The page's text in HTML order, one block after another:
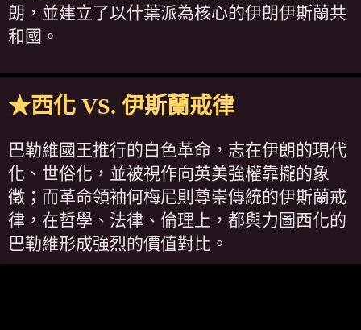
朗，並建立了以什葉派為核心的伊朗伊斯蘭共
和國。
★西化 VS. 伊斯蘭戒律
巴勒維國王推行的白色革命，志在伊朗的現代
化、世俗化，並被視作向英美強權靠攏的象
徵；而革命領袖何梅尼則尊崇傳統的伊斯蘭戒
律，在哲學、法律、倫理上，都與力圖西化的
巴勒維形成強烈的價值對比。